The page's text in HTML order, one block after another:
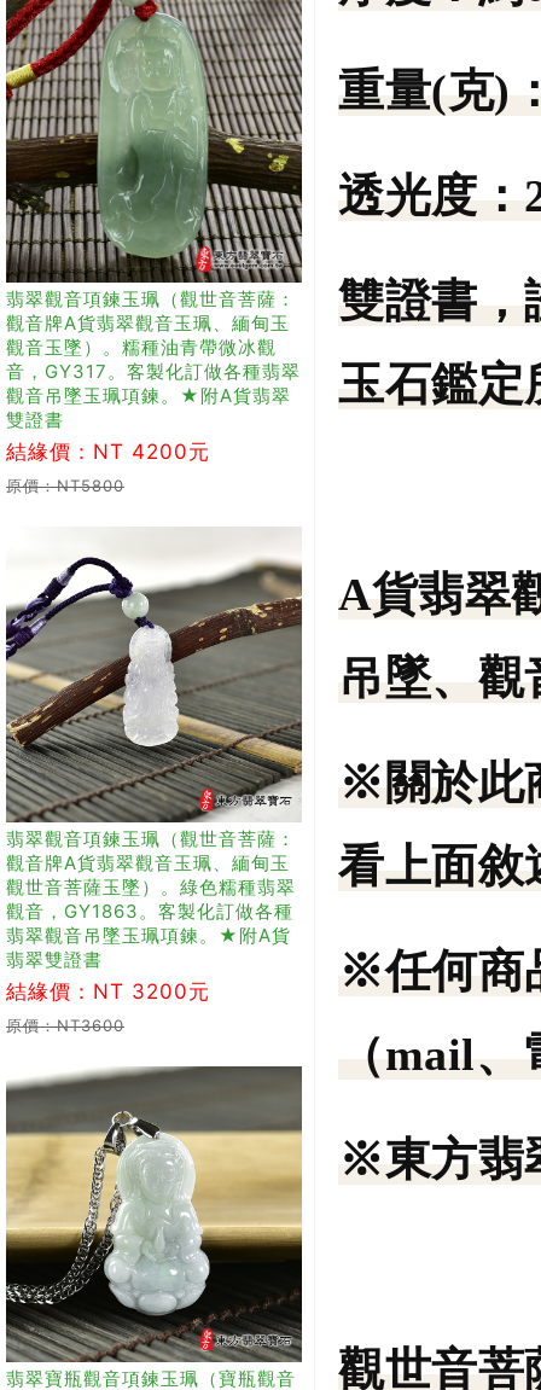
翡翠觀音項鍊玉珮（觀世音菩薩：
觀音牌A貨翡翠觀音玉珮、緬甸玉
觀音玉墜）。糯種油青帶微冰觀
音，GY317。客製化訂做各種翡翠
觀音吊墜玉珮項鍊。★附A貨翡翠
雙證書
結緣價：NT 4200元
原價：NT5800
翡翠觀音項鍊玉珮（觀世音菩薩：
觀音牌A貨翡翠觀音玉珮、緬甸玉
觀世音菩薩玉墜）。綠色糯種翡翠
觀音，GY1863。客製化訂做各種
翡翠觀音吊墜玉珮項鍊。★附A貨
翡翠雙證書
結緣價：NT 3200元
原價：NT3600
翡翠寶瓶觀音項鍊玉珮（寶瓶觀音
重量(克)
透光度：
雙證書，
玉石鑑定
A貨翡翠
吊墜、觀
※關於此
看上面敘
※任何商
（mail
※東方翡
觀世音菩